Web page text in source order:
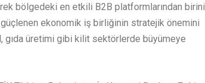
bölgedeki en etkili B2B platformlarından birini
ekonomik iş birliğinin stratejik önemini
gıda üretimi gibi kilit sektörlerde büyümeye